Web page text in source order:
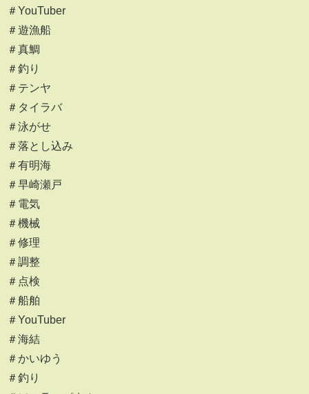
＃YouTuber
＃遊漁船
＃真鯛
＃釣り
＃テンヤ
＃タイラバ
＃泳がせ
＃落とし込み
＃有明海
＃早崎瀬戸
＃電気
＃機械
＃修理
＃調整
＃点検
＃船舶
＃YouTuber
＃海結
＃かいゆう
＃釣り